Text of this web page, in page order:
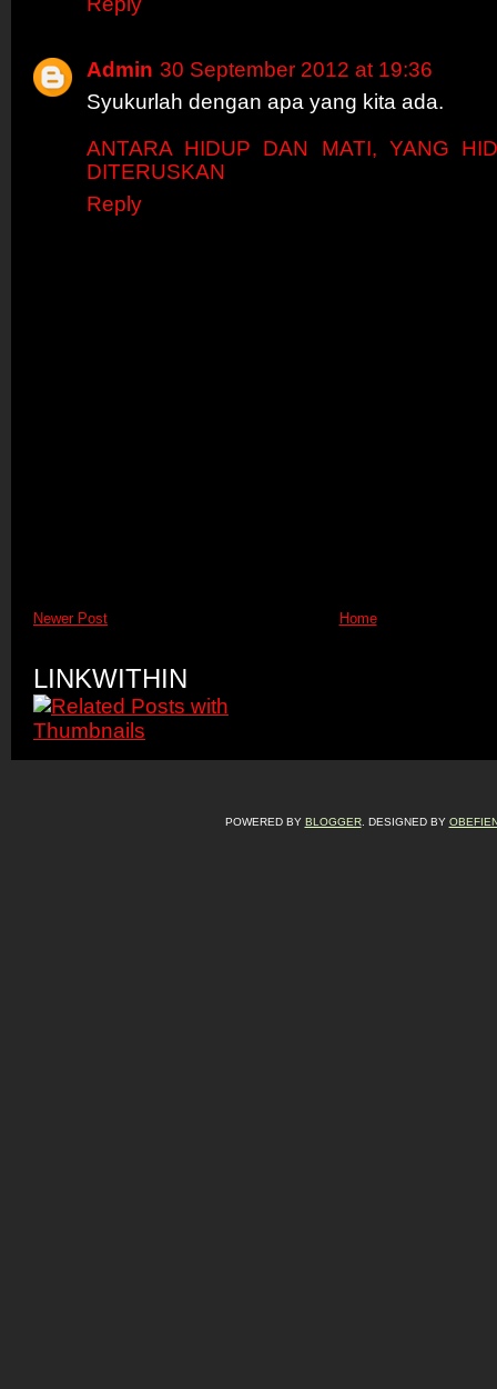
Admin 30 September 2012 at 19:36
Syukurlah dengan apa yang kita ada.
ANTARA HIDUP DAN MATI, YANG
DITERUSKAN
Reply
Newer Post Home
LINKWITHIN
POWERED BY BLOGGER. DESIGNED BY